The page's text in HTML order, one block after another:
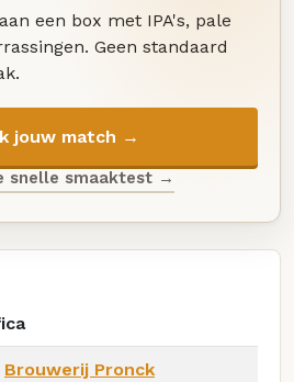
een box met IPA's, pale
Geen standaard
jouw match →
snelle smaaktest →
Brouwerij Pronck